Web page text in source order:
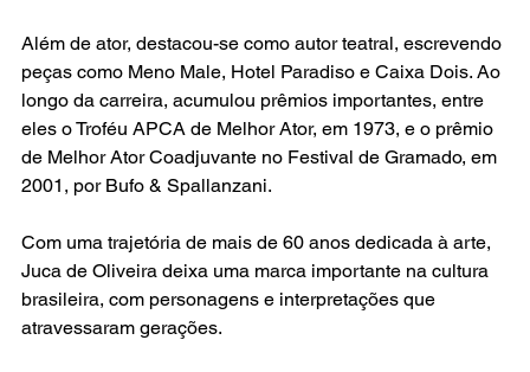
Além de ator, destacou-se como autor teatral, escrevendo
peças como Meno Male, Hotel Paradiso e Caixa Dois. Ao
longo da carreira, acumulou prêmios importantes, entre
eles o Troféu APCA de Melhor Ator, em 1973, e o prêmio
de Melhor Ator Coadjuvante no Festival de Gramado, em
2001, por Bufo & Spallanzani.
Com uma trajetória de mais de 60 anos dedicada à arte,
Juca de Oliveira deixa uma marca importante na cultura
brasileira, com personagens e interpretações que
atravessaram gerações.